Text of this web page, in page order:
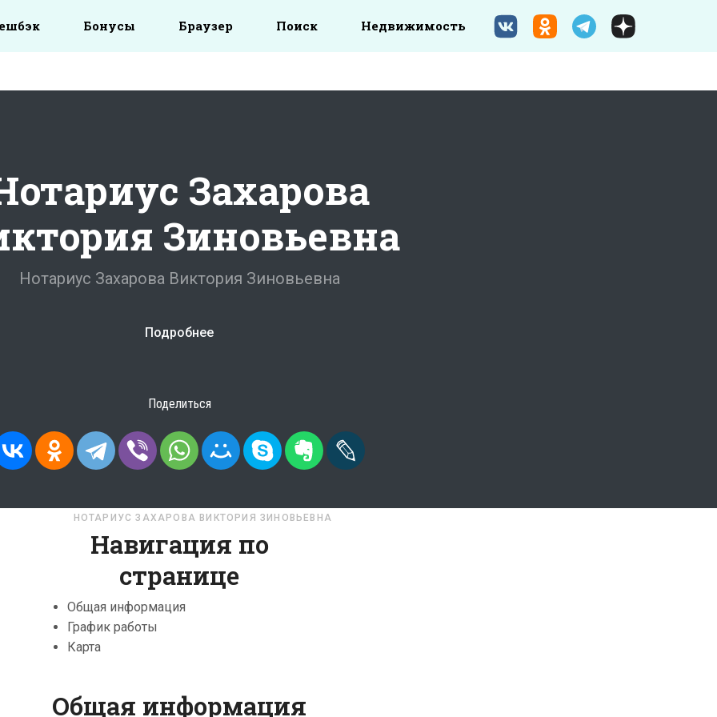
Бонусы Браузер Поиск Недвижимость
Захарова
Зиновьевна
Нотариус Захарова Виктория Зиновьевна
Подробнее
Поделиться
НОТАРИУС ЗАХАРОВА ВИКТОРИЯ ЗИНОВЬЕВНА
Навигация по
странице
Общая информация
График работы
Карта
Общая информация